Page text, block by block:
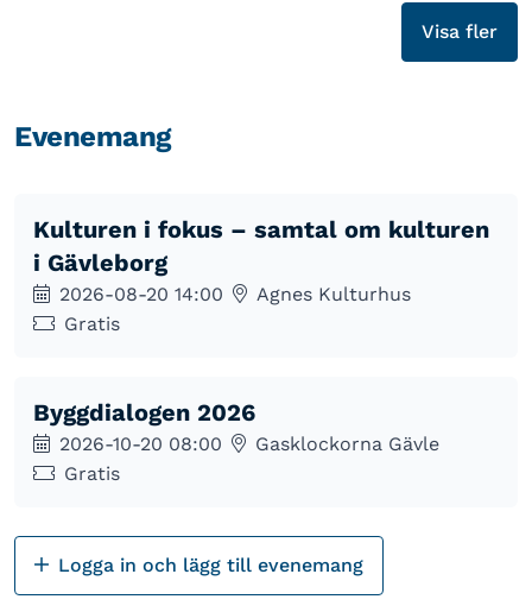
Visa fler
Evenemang
Kulturen i fokus – samtal om kulturen
i Gävleborg
2026-08-20 14:00
Agnes Kulturhus
Gratis
Byggdialogen 2026
2026-10-20 08:00
Gasklockorna Gävle
Gratis
Logga in och lägg till evenemang